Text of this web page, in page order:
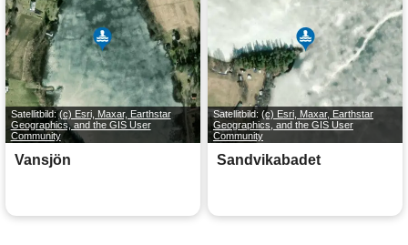
Satellitbild:(c) Esri, Maxar, Earthstar
Geographics, and the GIS User
Community
Vansjön
Satellitbild: (c) Esri, Maxar, Earthstar
Geographics, and the GIS User
Community
Sandvikabadet